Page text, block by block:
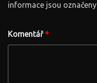
informace jsou označeny
Komentář*